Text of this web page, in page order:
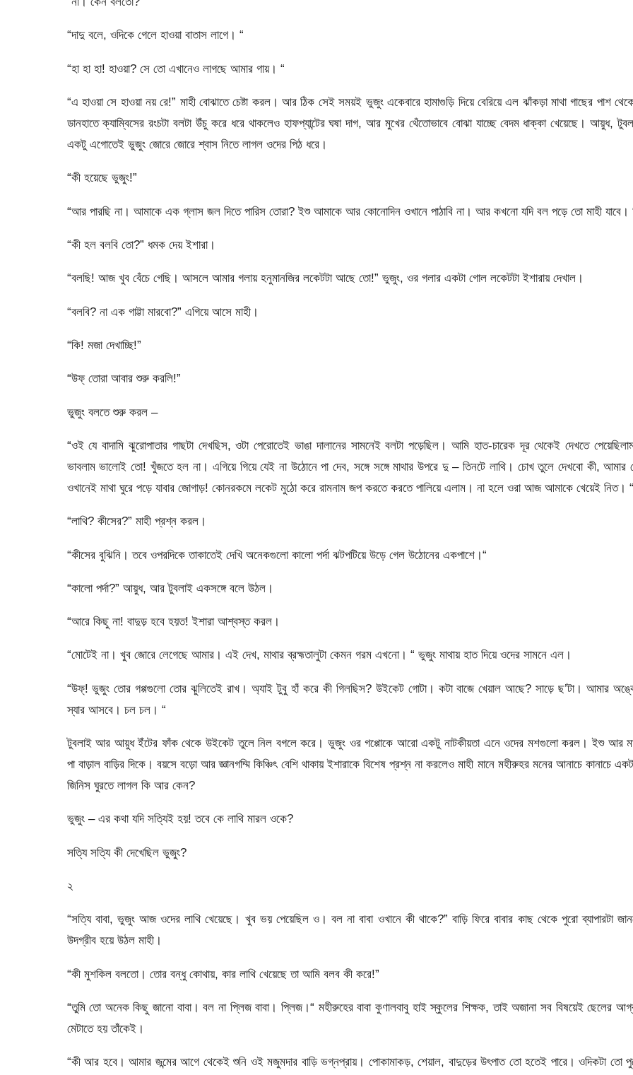
“দাদু বলে, ওদিকে গেলে হাওয়া বাতাস লাগে। “
“হা হা হা! হাওয়া? সে তো এখানেও লাগছে আমার গায়। “
“এ হাওয়া সে হাওয়া নয় রে!” মাহী বোঝাতে চেষ্টা করল। আর ঠিক সেই সময়ই ভুজুং একেবারে হামাগুড়ি দিয়ে বেরিয়ে এল ঝাঁকড়া মাথা গাছের পাশ
ডানহাতে ক্যাম্বিসের রংচটা বলটা উঁচু করে ধরে থাকলেও হাফপ্যান্টের ঘষা দাগ, আর মুখের থেঁতোভাবে বোঝা যাচ্ছে বেদম ধাক্কা খেয়েছে। আয়ুধ,
একটু এগোতেই ভুজুং জোরে জোরে শ্বাস নিতে লাগল ওদের পিঠ ধরে।
“কী হয়েছে ভুজুং!”
“আর পারছি না। আমাকে এক গ্লাস জল দিতে পারিস তোরা? ইশু আমাকে আর কোনোদিন ওখানে পাঠাবি না। আর কখনো যদি বল পড়ে তো মাহী যাবে।
“কী হল বলবি তো?” ধমক দেয় ইশারা।
“বলছি! আজ খুব বেঁচে গেছি। আসলে আমার গলায় হনুমানজির লকেটটা আছে তো!” ভুজুং, ওর গলার একটা গোল লকেটটা ইশারায় দেখাল।
“বলবি? না এক গাট্টা মারবো?” এগিয়ে আসে মাহী।
“কি! মজা দেখাচ্ছি!”
“উফ্‌ তোরা আবার শুরু করলি!”
ভুজুং বলতে শুরু করল –
“ওই যে বাদামি ঝুরোপাতার গাছটা দেখছিস, ওটা পেরোতেই ভাঙা দালানের সামনেই বলটা পড়েছিল। আমি হাত-চারেক দূর থেকেই দেখতে
ভাবলাম ভালোই তো! খুঁজতে হল না। এগিয়ে গিয়ে যেই না উঠোনে পা দেব, সঙ্গে সঙ্গে মাথার উপরে দু – তিনটে লাথি। চোখ তুলে দেখবো কী, আমার
ওখানেই মাথা ঘুরে পড়ে যাবার জোগাড়! কোনরকমে লকেট মুঠো করে রামনাম জপ করতে করতে পালিয়ে এলাম। না হলে ওরা আজ আমাকে খেয়েই নিত। “
“লাথি? কীসের?” মাহী প্রশ্ন করল।
“কীসের বুঝিনি। তবে ওপরদিকে তাকাতেই দেখি অনেকগুলো কালো পর্দা ঝটপটিয়ে উড়ে গেল উঠোনের একপাশে।“
“কালো পর্দা?” আয়ুধ, আর টুবলাই একসঙ্গে বলে উঠল।
“আরে কিছু না! বাদুড় হবে হয়ত! ইশারা আশ্বস্ত করল।
“মোটেই না। খুব জোরে লেগেছে আমার। এই দেখ, মাথার ব্রহ্মতালুটা কেমন গরম এখনো। “ ভুজুং মাথায় হাত দিয়ে ওদের সামনে এল।
“উফ্‌! ভুজুং তোর গপ্পগুলো তোর ঝুলিতেই রাখ। অ্যাই টুবু হাঁ করে কী গিলছিস? উইকেট গোটা। কটা বাজে খেয়াল আছে? সাড়ে ছ’টা। আমার
স্যার আসবে। চল চল। “
টুবলাই আর আয়ুধ ইঁটের ফাঁক থেকে উইকেট তুলে নিল বগলে করে। ভুজুং ওর গপ্পোকে আরো একটু নাটকীয়তা এনে ওদের মশগুলো করল। ইশু আর
পা বাড়াল বাড়ির দিকে। বয়সে বড়ো আর জ্ঞানগম্মি কিঞ্চিৎ বেশি থাকায় ইশারাকে বিশেষ প্রশ্ন না করলেও মাহী মানে মহীরুহর মনের আনাচে কানাচে
জিনিস ঘুরতে লাগল কি আর কেন?
ভুজুং – এর কথা যদি সত্যিই হয়! তবে কে লাথি মারল ওকে?
সত্যি সত্যি কী দেখেছিল ভুজুং?
২
“সত্যি বাবা, ভুজুং আজ ওদের লাথি খেয়েছে। খুব ভয় পেয়েছিল ও। বল না বাবা ওখানে কী থাকে?” বাড়ি ফিরে বাবার কাছ থেকে পুরো ব্যাপারটা
উদগ্রীব হয়ে উঠল মাহী।
“কী মুশকিল বলতো। তোর বন্ধু কোথায়, কার লাথি খেয়েছে তা আমি বলব কী করে!”
“তুমি তো অনেক কিছু জানো বাবা। বল না প্লিজ বাবা। প্লিজ।“ মহীরুহের বাবা কুণালবাবু হাই স্কুলের শিক্ষক, তাই অজানা সব বিষয়েই ছেলের
মেটাতে হয় তাঁকেই।
“কী আর হবে। আমার জন্মের আগে থেকেই শুনি ওই মজুমদার বাড়ি ভগ্নপ্রায়। পোকামাকড়, শেয়াল, বাদুড়ের উৎপাত তো হতেই পারে। ওদিকটা তো